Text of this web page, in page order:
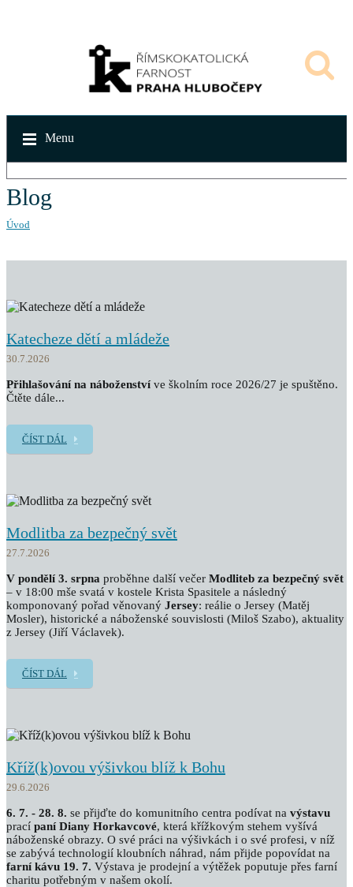
Menu
Blog
Úvod
Katecheze dětí a mládeže
30.7.2026
Přihlašování na náboženstvíve školním roce 2026/27 je spuštěno.
Čtěte dále...
ČÍST DÁL
Modlitba za bezpečný svět
27.7.2026
V pondělí 3. srpna proběhne další večer Modliteb za bezpečný svět
– v 18:00 mše svatá v kostele Krista Spasitele a následný
komponovaný pořad věnovaný Jersey: reálie o Jersey (Matěj
Mosler), historické a náboženské souvislosti (Miloš Szabo), aktuality
z Jersey (Jiří Václavek).
ČÍST DÁL
Kříž(k)ovou výšivkou blíž k Bohu
29.6.2026
6. 7. - 28. 8. se přijďte do komunitního centra podívat na výstavu
prací paní Diany Horkavcové, která křížkovým stehem vyšívá
náboženské obrazy. O své práci na výšivkách i o své profesi, v níž
se zabývá technologií kloubních náhrad, nám přijde popovídat na
farní kávu 19. 7. Výstava je prodejní a výtěžek poputuje přes farní
charitu potřebným v našem okolí.